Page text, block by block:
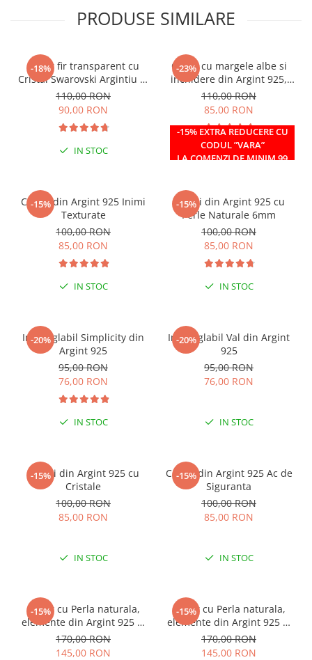
PRODUSE SIMILARE
-18%
Colier fir transparent cu
Cristal Swarovski Argintiu in
Caseta din Argint 925
110,00 RON
90,00 RON
IN STOC
-23%
-15% EXTRA REDUCERE CU
CODUL ”VARA”
LA COMENZI DE MINIM 99
Colier cu margele albe si
inchidere din Argint 925,
reglabil 38-41 cm
110,00 RON
85,00 RON
IN STOC
-15%
Cercei din Argint 925 Inimi
Texturate
100,00 RON
85,00 RON
IN STOC
-15%
Cercei din Argint 925 cu
Perle Naturale 6mm
100,00 RON
85,00 RON
IN STOC
-20%
Inel reglabil Simplicity din
Argint 925
95,00 RON
76,00 RON
IN STOC
-20%
Inel reglabil Val din Argint
925
95,00 RON
76,00 RON
IN STOC
-15%
Cercei din Argint 925 cu
Cristale
100,00 RON
85,00 RON
IN STOC
-15%
Cercei din Argint 925 Ac de
Siguranta
100,00 RON
85,00 RON
IN STOC
-15%
Colier cu Perla naturala,
elemente din Argint 925 si
margele Miyuki, multicolor
170,00 RON
145,00 RON
-15%
Colier cu Perla naturala,
elemente din Argint 925 si
margele Miyuki, verde/kiwi
170,00 RON
145,00 RON